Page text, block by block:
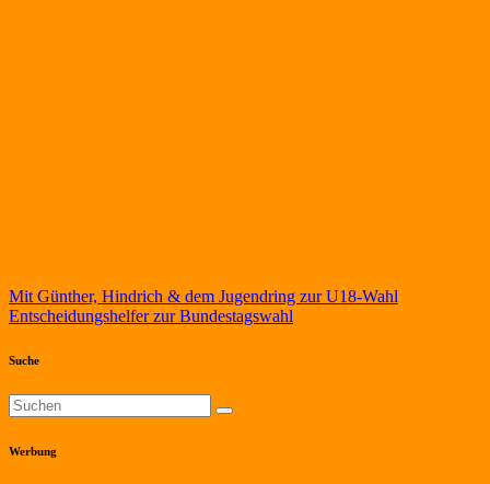
Beitragsnavigation
Mit Günther, Hindrich & dem Jugendring zur U18-Wahl
Entscheidungshelfer zur Bundestagswahl
Suche
Werbung